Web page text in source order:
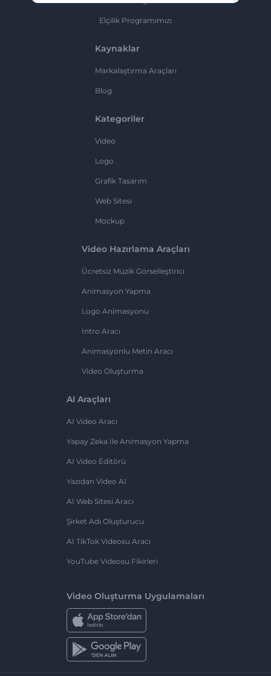
Elçilik Programımızı
Kaynaklar
Markalaştırma Araçları
Blog
Kategoriler
Video
Logo
Grafik Tasarım
Web Sitesi
Mockup
Video Hazırlama Araçları
Ücretsiz Müzik Görselleştirici
Animasyon Yapma
Logo Animasyonu
İntro Aracı
Animasyonlu Metin Aracı
Video Oluşturma
AI Araçları
AI Video Aracı
Yapay Zeka Ile Animasyon Yapma
AI Video Editörü
Yazıdan Video AI
AI Web Sitesi Aracı
Şirket Adı Oluşturucu
AI TikTok Videosu Aracı
YouTube Videosu Fikirleri
Video Oluşturma Uygulamaları